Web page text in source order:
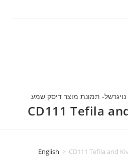
CD111 Tefila
English > CD111 Tefila and